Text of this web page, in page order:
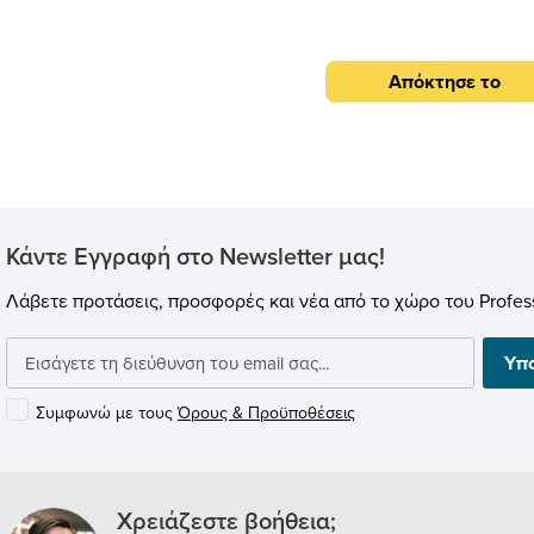
2 units Multifuser DC3 and 2
Glue to install it all, VicStudio
acoustic kit appropriated to
to deciding the look you want
room. The kit includes the
Multifuser DC3, with built-in
VicFix fixation system, using
Mini (included), or VicFix J
80mm (sold separately), or
Corner (sold separately). It
Απόκτησε το
Κάντε Εγγραφή στο Newsletter μας!
Λάβετε προτάσεις, προσφορές και νέα από το χώρο του
Συμφωνώ με τους Όρους & Προϋποθέσεις
Χρειάζεστε βοήθεια;